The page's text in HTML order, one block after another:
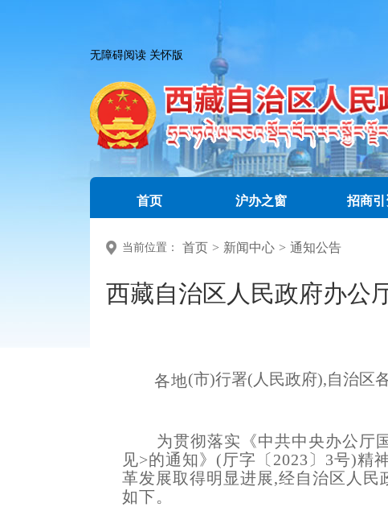
无障碍阅读 关怀版
首页 沪办之窗 招商引
当前位置： 首页 > 新闻中心 > 通知公告
西藏自治区人民政府办公
各地(市)行署(人民政府),自治区
为贯彻落实《中共中央办公厅
见>的通知》(厅字〔2023〕3号)精
革发展取得明显进展,经自治区人
如下。